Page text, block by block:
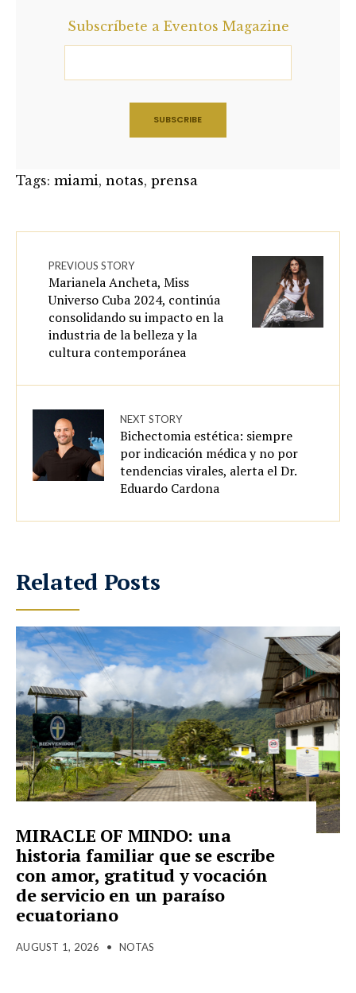
Subscríbete a Eventos Magazine
Tags: miami, notas, prensa
PREVIOUS STORY
Marianela Ancheta, Miss
Universo Cuba 2024, continúa
consolidando su impacto en la
industria de la belleza y la
cultura contemporánea
NEXT STORY
Bichectomia estética: siempre
por indicación médica y no por
tendencias virales, alerta el Dr.
Eduardo Cardona
Related Posts
MIRACLE OF MINDO: una
historia familiar que se escribe
con amor, gratitud y vocación
de servicio en un paraíso
ecuatoriano
AUGUST 1, 2026 • NOTAS